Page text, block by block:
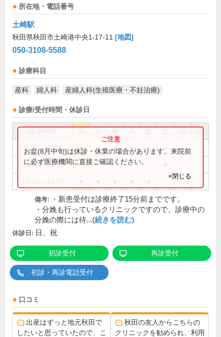
所在地・電話番号
土崎駅
秋田県秋田市土崎港中央1-17-11 [地図]
050-3108-5588
診療科目
産科 婦人科 産婦人科(生殖医療・不妊治療)
診療/受付時間・休診日
祝
8:30～12:30 ● ● ● ● ●
13:30～15:30
お盆(8月中旬)は休診・休業の場合があります。来院前
に必ず医療機関に直接ご確認ください。
×閉じる
備考:
・新患受付は診療終了15分前までです。
・分娩も行っているクリニックですので、診療中の
分娩の際には待...(続きを読む)
休診日: 日、祝
初診受付 再診受付
初診・再診電話受付
口コミ
出産はずっと地元秋田で
したいと思っていたので、こ
秋田の友人からこちらの
クリニックを勧められ、利用